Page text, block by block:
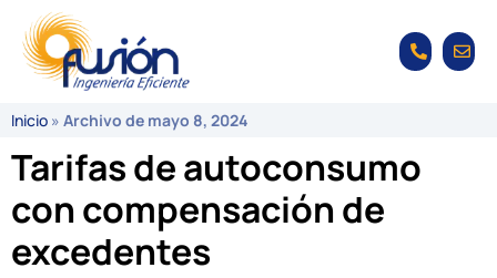
Inicio » Archivo de mayo 8, 2024
Tarifas de autoconsumo
con compensación de
excedentes